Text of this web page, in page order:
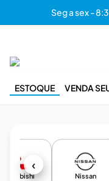
Seg a sex -
ESTOQUE VENDA
‹
Mitsubishi Nissan